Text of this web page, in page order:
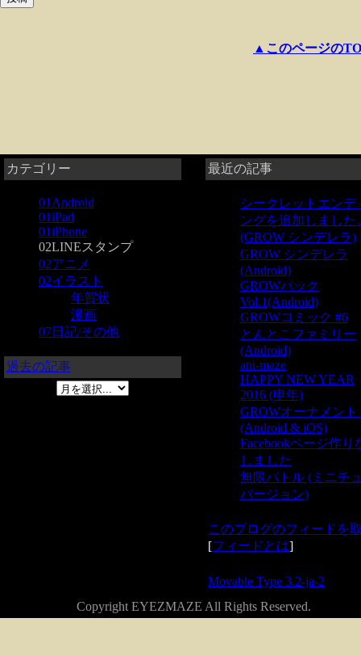
▲このページの
カテゴリー
01Android
01iPad
01iPhone
02LINEスタンプ
02アニメ
02イラスト
年賀状
漫画
07日記/その他
過去の記事
最近の記事
シークレットエンデ
ングを追加しました
(GROW シンデレラ)
GROW シンデレラ
(Android)
GROWパック
Vol.1(Android)
GROWコミック #6
とんとこファミリー
(Android)
ani-maze
HAPPY NEW YEAR
2016 (申年)
GROWオーナメン
(Android & iOS)
Facebookページ作り
しました
無限バトル (ミニチ
バージョン)
このブログのフィードを
[フィードとは]
Movable Type 3.2-ja-2
Copyright EYEZMAZE All Rights Reserved.